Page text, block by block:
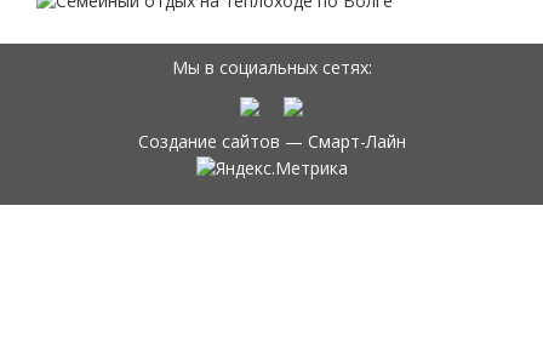
Мы в социальных сетях:
Создание сайтов — Смарт-Лайн